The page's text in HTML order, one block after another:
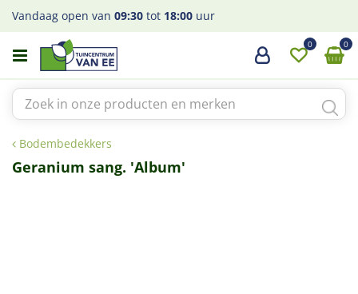
a
Bodembedekkers
Vandaag open van 09:30 tot 18:00 uur
Geranium sang. 'Album'